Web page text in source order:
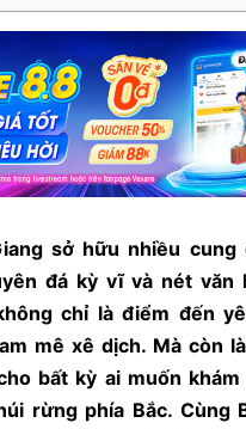
sở hữu nhiều cung
đá kỳ vĩ và nét văn
chỉ là điểm đến
mê xê dịch. Mà còn
bất kỳ ai muốn
rừng phía Bắc. Cùng